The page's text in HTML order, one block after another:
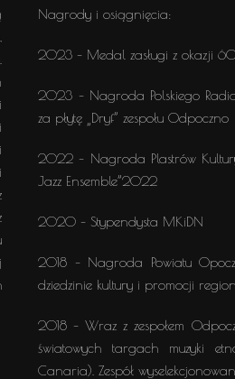
Nagrody i osiągnięcia:
2023 – Medal zasługi z okazji
2023 – Nagroda Polskiego
za płytę „Dryf” zespołu Odpoczno
2022 – Nagroda Plastrów
Jazz Ensemble”2022
2020 – Stypendysta MKiDN
2018 – Nagroda Powiatu
dziedzinie kultury i promocji
2018 – Wraz z zespołem
światowych targach muzyki
Canaria). Zespół